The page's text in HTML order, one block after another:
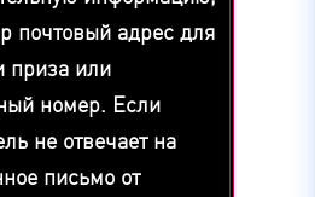
почтовый адрес для
приза или
номер. Если
не отвечает на
письмо от